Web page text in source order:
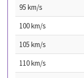
95 km/s
100 km/s
105 km/s
110 km/s